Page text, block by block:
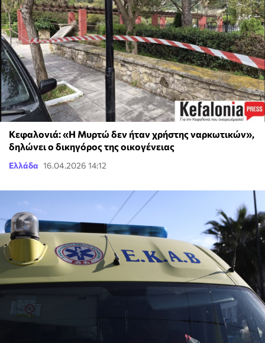
Κεφαλονιά: «Η Μυρτώ δεν ήταν χρήστης ναρκωτικών»,
δηλώνει ο δικηγόρος της οικογένειας
Ελλάδα 16.04.2026 14:12